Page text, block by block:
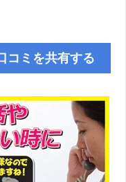
コミを共有する